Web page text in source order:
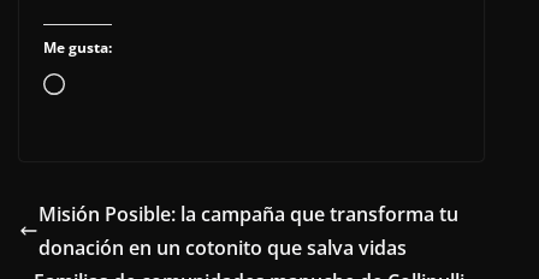
Me gusta:
Cargando...
Misión Posible: la campaña que transforma tu
donación en un cotonito que salva vidas